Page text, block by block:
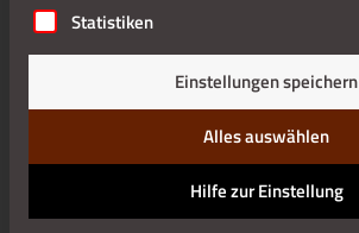
Impressum
Statistiken
Einstellungen speichern
Alles auswählen
Hilfe zur Einstellung